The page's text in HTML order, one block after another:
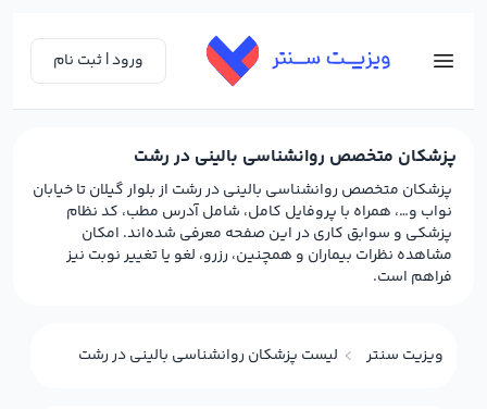
ورود | ثبت نام
پزشکان متخصص روانشناسی بالینی در رشت
پزشکان متخصص روانشناسی بالینی در رشت از بلوار گیلان تا خیابان
نواب و…، همراه با پروفایل کامل، شامل آدرس مطب، کد نظام
پزشکی و سوابق کاری در این صفحه معرفی شده‌اند. امکان
مشاهده نظرات بیماران و همچنین، رزرو، لغو یا تغییر نوبت نیز
فراهم است.
ویزیت سنتر لیست پزشکان روانشناسی بالینی در رشت